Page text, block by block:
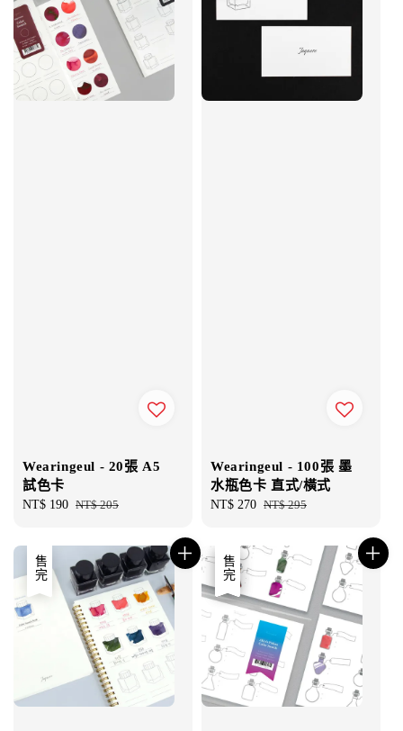
Wearingeul - 20張 A5
試色卡
Sale
NT$ 190 Regular
NT$ 205
Wearingeul - 100張 墨
水瓶色卡 直式/橫式
Sale
NT$ 270 Regular
NT$ 295
售完 優惠
售完